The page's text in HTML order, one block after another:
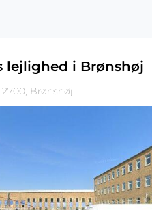
lejlighed i Brønshøj
2700, Brønshøj